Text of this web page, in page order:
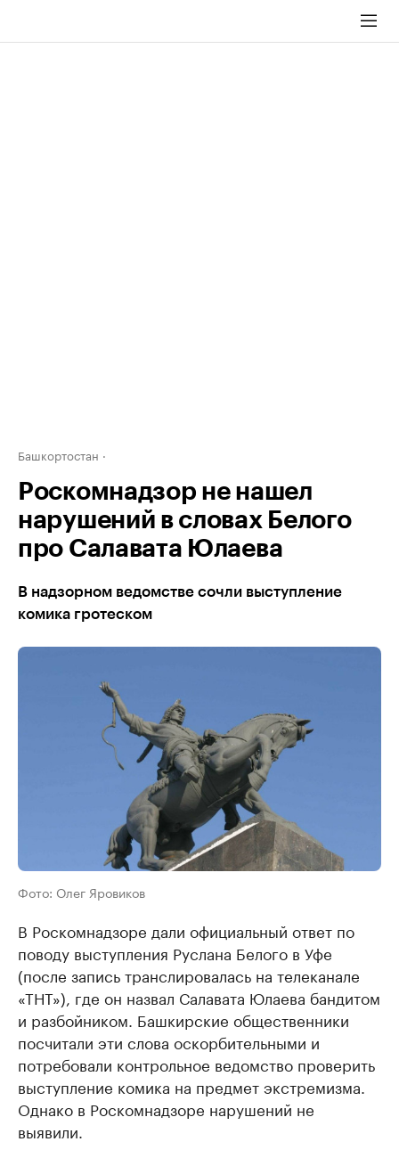
Башкортостан
Роскомнадзор не нашел
нарушений в словах Белого
про Салавата Юлаева
В надзорном ведомстве сочли выступление
комика гротеском
Фото: Олег Яровиков
В Роскомнадзоре дали официальный ответ по
поводу выступления Руслана Белого в Уфе
(после запись транслировалась на телеканале
«ТНТ»), где он назвал Салавата Юлаева бандитом
и разбойником. Башкирские общественники
посчитали эти слова оскорбительными и
потребовали контрольное ведомство проверить
выступление комика на предмет экстремизма.
Однако в Роскомнадзоре нарушений не
выявили.